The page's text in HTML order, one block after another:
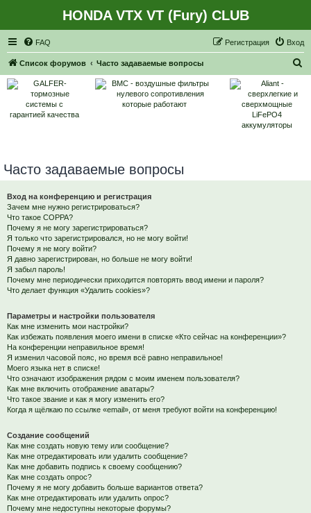
HONDA VTX VT (Fury) CLUB
FAQ Вход
Регистрация
Список форумов Часто задаваемые вопросы
Часто задаваемые вопросы
Вход на конференцию и регистрация
Зачем мне нужно регистрироваться?
Что такое COPPA?
Почему я не могу зарегистрироваться?
Я только что зарегистрировался, но не могу войти!
Почему я не могу войти?
Я давно зарегистрирован, но больше не могу войти!
Я забыл пароль!
Почему мне периодически приходится повторять ввод имени и пароля?
Что делает функция «Удалить cookies»?
Параметры и настройки пользователя
Как мне изменить мои настройки?
Как избежать появления моего имени в списке «Кто сейчас на конференции»?
На конференции неправильное время!
Я изменил часовой пояс, но время всё равно неправильное!
Моего языка нет в списке!
Что означают изображения рядом с моим именем пользователя?
Как мне включить отображение аватары?
Что такое звание и как я могу изменить его?
Когда я щёлкаю по ссылке «email», от меня требуют войти на конференцию!
Создание сообщений
Как мне создать новую тему или сообщение?
Как мне отредактировать или удалить сообщение?
Как мне добавить подпись к своему сообщению?
Как мне создать опрос?
Почему я не могу добавить больше вариантов ответа?
Как мне отредактировать или удалить опрос?
Почему мне недоступны некоторые форумы?